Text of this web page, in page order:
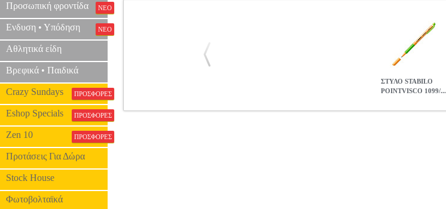
Προσωπική φροντίδα ΝΕΟ
Ενδυση • Υπόδηση ΝΕΟ
Αθλητικά είδη
Βρεφικά • Παιδικά
Crazy Sundays ΠΡΟΣΦΟΡΕΣ
Eshop Specials ΠΡΟΣΦΟΡΕΣ
Zen 10 ΠΡΟΣΦΟΡΕΣ
Προτάσεις Για Δώρα
Stock House
Φωτοβολταϊκά
ΣΤΥΛΟ STABILO
POINTVISCO 1099/...